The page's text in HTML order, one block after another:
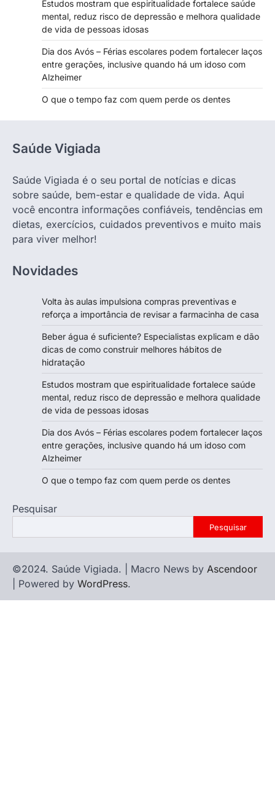
Estudos mostram que espiritualidade fortalece saúde
mental, reduz risco de depressão e melhora qualidade
de vida de pessoas idosas
Dia dos Avós – Férias escolares podem fortalecer laços
entre gerações, inclusive quando há um idoso com
Alzheimer
O que o tempo faz com quem perde os dentes
Saúde Vigiada
Saúde Vigiada é o seu portal de notícias e dicas
sobre saúde, bem-estar e qualidade de vida. Aqui
você encontra informações confiáveis, tendências em
dietas, exercícios, cuidados preventivos e muito mais
para viver melhor!
Novidades
Volta às aulas impulsiona compras preventivas e
reforça a importância de revisar a farmacinha de casa
Beber água é suficiente? Especialistas explicam e dão
dicas de como construir melhores hábitos de
hidratação
Estudos mostram que espiritualidade fortalece saúde
mental, reduz risco de depressão e melhora qualidade
de vida de pessoas idosas
Dia dos Avós – Férias escolares podem fortalecer laços
entre gerações, inclusive quando há um idoso com
Alzheimer
O que o tempo faz com quem perde os dentes
Pesquisar
Pesquisar
©2024. Saúde Vigiada. | Macro News by Ascendoor
| Powered by WordPress.